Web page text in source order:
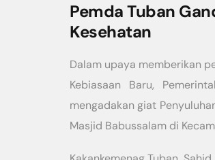
Pemda Tuban
Kesehatan
Dalam upaya memberikan
Kebiasaan Baru,
mengadakan giat
Masjid Babussalam di